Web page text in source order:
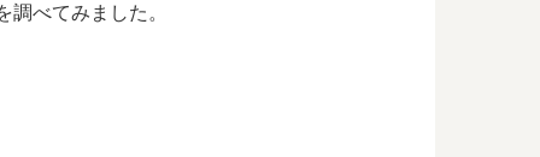
べてみました。